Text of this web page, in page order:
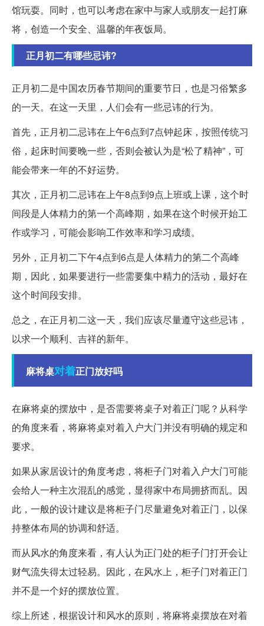
馆玩耍。同时，也可以考虑在家中与家人或朋友一起打麻
将，创造一个安全、温馨的年夜饭局。
正月初二有哪些忌讳?
正月初二是中国农历春节期间的重要节日，也是习俗繁多
的一天。在这一天里，人们会有一些忌讳的行为。
首先，正月初二忌讳在上午6点到7点钟起床，按照传统习
俗，起床时间要晚一些，否则会被认为是“松了精神”，可
能会带来一年的不好运势。
其次，正月初二忌讳在上午8点到9点上班或上课，这个时
间段是人体精力的第一个高峰期，如果在这个时候开始工
作或学习，可能会影响工作效率和学习成绩。
另外，正月初二下午4点到6点是人体精力的第二个高峰
期，因此，如果要进行一些需要集中精力的活动，最好在
这个时间段安排。
总之，在正月初二这一天，我们应该尽量遵守这些忌讳，
以求一个顺利、吉祥的新年。
麻将桌对着正门放好吗
在麻将桌的摆放中，是否需要将桌子对着正门呢？从科学
的角度来看，将麻将桌对着入户大门并没有明确的规定和
要求。
如果从家居设计的角度考虑，将柜子门对着入户大门可能
会给人一种主次混乱的感觉，显得家中布局拥挤而乱。因
此，一般的设计建议是将柜子门尽量避免对着正门，以保
持整体布局的协调和舒适。
而从风水的角度来看，有人认为正门处的柜子门打开会让
财气流失得太过轻易。因此，在风水上，柜子门对着正门
并不是一个好的摆放位置。
综上所述，根据设计和风水的原则，将麻将桌摆放在对着